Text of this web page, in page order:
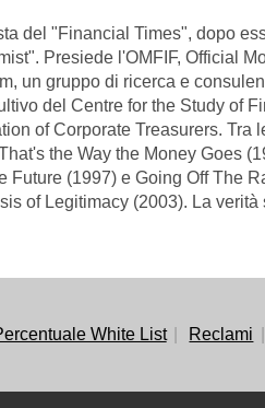
del "Financial Times", dopo
Presiede l'OMFIF, Official
un gruppo di ricerca e
del Centre for the Study of
of Corporate Treasurers. Tra
the Way the Money Goes
Future (1997) e Going Off The
of Legitimacy (2003). La verità
White List Reclami